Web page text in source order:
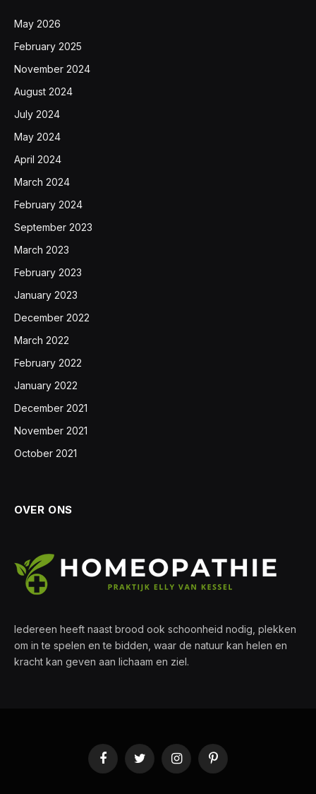
May 2026
February 2025
November 2024
August 2024
July 2024
May 2024
April 2024
March 2024
February 2024
September 2023
March 2023
February 2023
January 2023
December 2022
March 2022
February 2022
January 2022
December 2021
November 2021
October 2021
OVER ONS
Iedereen heeft naast brood ook schoonheid nodig, plekken
om in te spelen en te bidden, waar de natuur kan helen en
kracht kan geven aan lichaam en ziel.
FacebookTwitter InstagramPinterest